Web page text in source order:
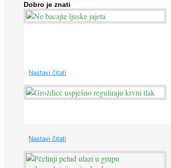
Dobro je znati
Nastavi čitati
Nastavi čitati